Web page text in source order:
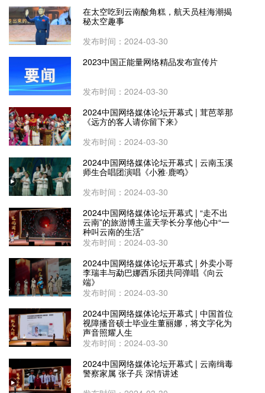
在太空吃到云南酸角糕，航天员桂海潮揭
秘太空趣事
发布时间：2024-03-30
2023中国正能量网络精品发布宣传片
发布时间：2024-03-30
2024中国网络媒体论坛开幕式 | 茸芭莘那
《远方的客人请你留下来》
发布时间：2024-03-30
2024中国网络媒体论坛开幕式 | 云南玉溪
师生合唱团演唱《小雅·鹿鸣》
发布时间：2024-03-30
2024中国网络媒体论坛开幕式 | “走不出
云南”的旅游博主蓝天学长分享他心中“一
种叫云南的生活”
发布时间：2024-03-30
2024中国网络媒体论坛开幕式 | 外卖小哥
李瑞丰与勐巴娜西乐团共同弹唱《向云
端》
发布时间：2024-03-30
2024中国网络媒体论坛开幕式 | 中国首位
视障播音硕士毕业生董丽娜，将文字化为
声音照耀人生
发布时间：2024-03-30
2024中国网络媒体论坛开幕式 | 云南缉毒
警察家属 张子兵 深情讲述